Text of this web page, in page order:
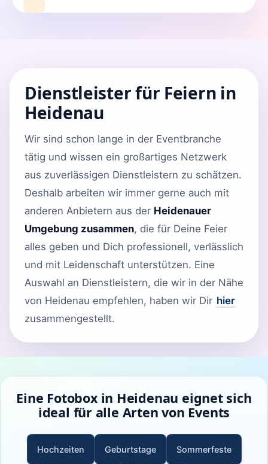
Dienstleister für Feiern in
Heidenau
Wir sind schon lange in der Eventbranche
tätig und wissen ein großartiges Netzwerk
aus zuverlässigen Dienstleistern zu schätzen.
Deshalb arbeiten wir immer gerne auch mit
anderen Anbietern aus der Heidenauer
Umgebung zusammen, die für Deine Feier
alles geben und Dich professionell, verlässlich
und mit Leidenschaft unterstützen. Eine
Auswahl an Dienstleistern, die wir in der Nähe
von Heidenau empfehlen, haben wir Dir hier
zusammengestellt.
Eine Fotobox in Heidenau eignet sich
ideal für alle Arten von Events
Hochzeiten Geburtstage Sommerfeste